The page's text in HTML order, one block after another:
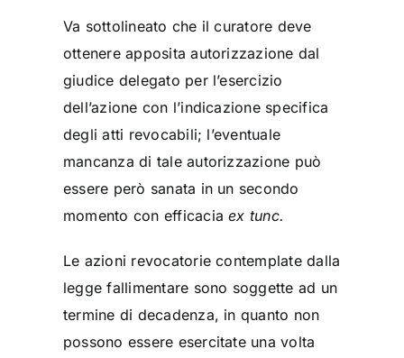
Va sottolineato che il curatore deve
ottenere apposita autorizzazione dal
giudice delegato per l’esercizio
dell’azione con l’indicazione specifica
degli atti revocabili; l’eventuale
mancanza di tale autorizzazione può
essere però sanata in un secondo
momento con efficaciaex tunc.
Le azioni revocatorie contemplate dalla
legge fallimentare sono soggette ad un
termine di decadenza, in quanto non
possono essere esercitate una volta